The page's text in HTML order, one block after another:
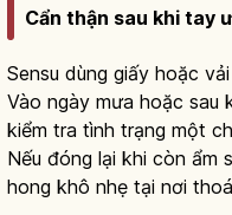
Cẩn thận sau khi tay
Sensu dùng giấy hoặc
Vào ngày mưa hoặc sau
kiểm tra tình trạng một
Nếu đóng lại khi còn ẩm
hong khô nhẹ tại nơi